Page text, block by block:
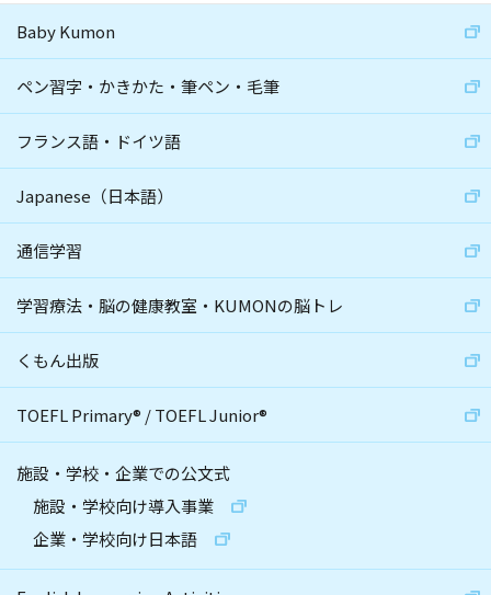
Baby Kumon
ペン習字・かきかた・筆ペン・毛筆
フランス語・ドイツ語
Japanese（日本語）
通信学習
学習療法・脳の健康教室・KUMONの脳トレ
くもん出版
TOEFL Primary® /TOEFL Junior®
施設・学校・企業での公文式
施設・学校向け導入事業
企業・学校向け日本語